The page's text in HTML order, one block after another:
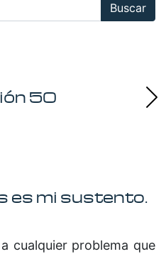
Buscar
50
es mi sustento.
cualquier problema que